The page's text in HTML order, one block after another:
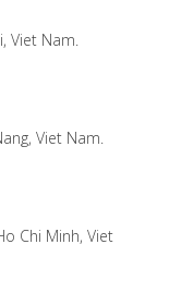
Viet Nam.
Viet Nam.
Chi Minh, Viet